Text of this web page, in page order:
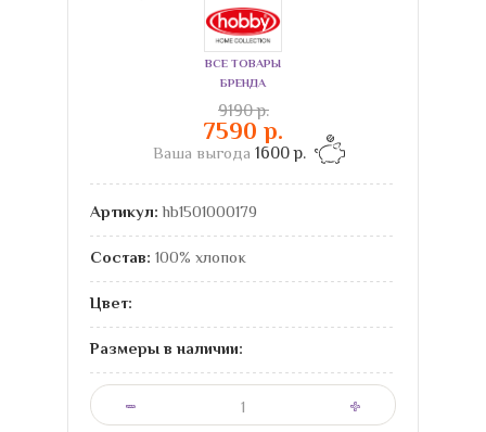
ВСЕ ТОВАРЫ
БРЕНДА
9190 р.
7590 р.
Ваша выгода 1600 р.
Артикул: hb1501000179
Состав: 100% хлопок
Цвет:
Размеры в наличии: